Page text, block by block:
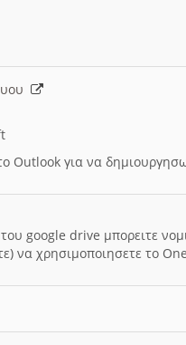
Outlook για να
google drive μπορειτε
να χρησιμοποιησετε το